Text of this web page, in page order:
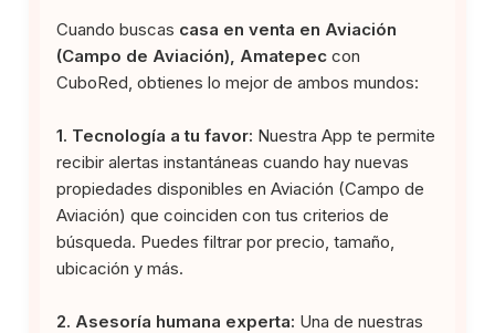
Cuando buscas casa en venta en Aviación
(Campo de Aviación), Amatepec con
CuboRed, obtienes lo mejor de ambos mundos:
1. Tecnología a tu favor: Nuestra App te permite
recibir alertas instantáneas cuando hay nuevas
propiedades disponibles en Aviación (Campo de
Aviación) que coinciden con tus criterios de
búsqueda. Puedes filtrar por precio, tamaño,
ubicación y más.
2. Asesoría humana experta: Una de nuestras